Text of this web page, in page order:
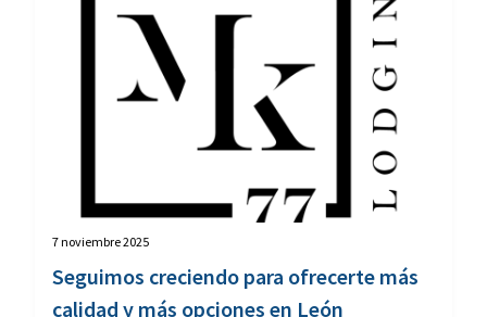
7 noviembre 2025
Seguimos creciendo para ofrecerte más
calidad y más opciones en León